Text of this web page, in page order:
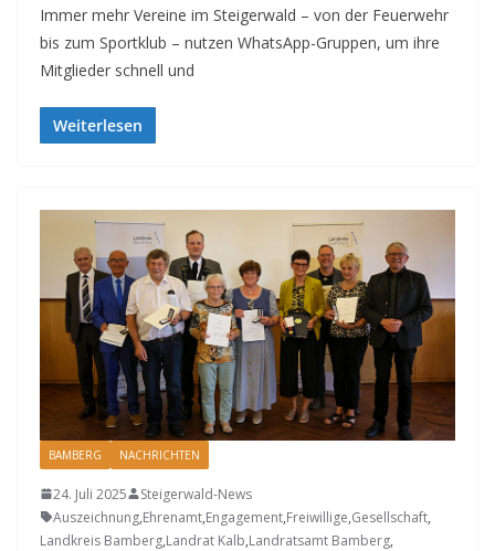
Immer mehr Vereine im Steigerwald – von der Feuerwehr
bis zum Sportklub – nutzen WhatsApp-Gruppen, um ihre
Mitglieder schnell und
Weiterlesen
BAMBERG NACHRICHTEN
24. Juli 2025
Steigerwald-News
Auszeichnung,Ehrenamt,Engagement,Freiwillige,Gesellschaft,
Landkreis Bamberg,Landrat Kalb,Landratsamt Bamberg,